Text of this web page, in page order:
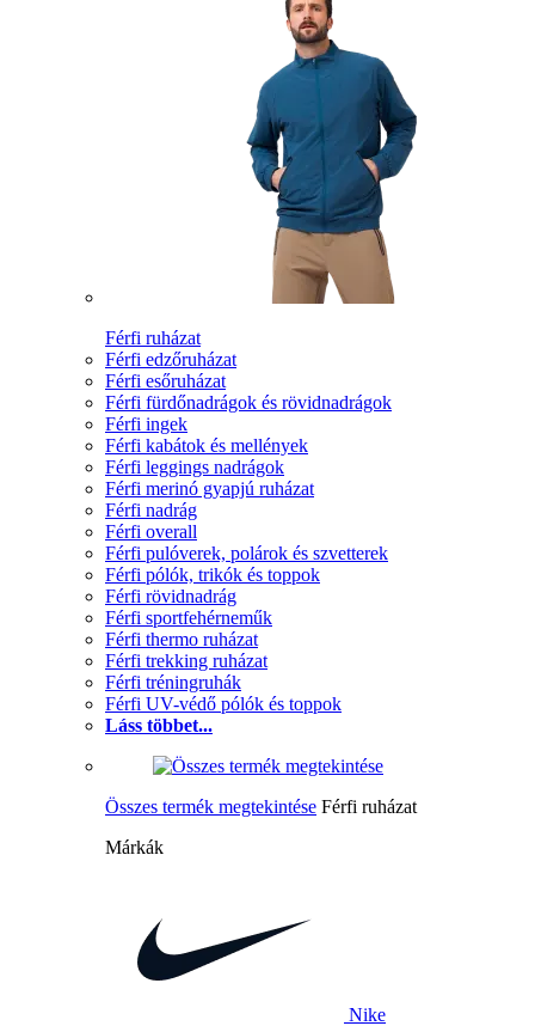
Férfi ruházat
Férfi edzőruházat
Férfi esőruházat
Férfi fürdőnadrágok és rövidnadrágok
Férfi ingek
Férfi kabátok és mellények
Férfi leggings nadrágok
Férfi merinó gyapjú ruházat
Férfi nadrág
Férfi overall
Férfi pulóverek, polárok és szvetterek
Férfi pólók, trikók és toppok
Férfi rövidnadrág
Férfi sportfehérneműk
Férfi thermo ruházat
Férfi trekking ruházat
Férfi tréningruhák
Férfi UV-védő pólók és toppok
Láss többet...
Összes termék megtekintése Férfi ruházat
Márkák
Nike